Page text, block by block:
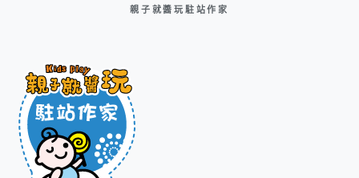
親子就醬玩駐站作家